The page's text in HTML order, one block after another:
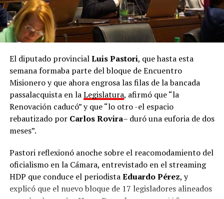
El diputado provincialLuis Pastori, que hasta esta
semana formaba parte del bloque de Encuentro
Misionero y que ahora engrosa las filas de la bancada
passalacquista en laLegislatura, afirmó que “la
Renovación caducó” y que “lo otro -el espacio
rebautizado por Carlos Rovira– duró una euforia de dos
meses”.
Pastori reflexionó anoche sobre el reacomodamiento del
oficialismo en la Cámara, entrevistado en el streaming
HDP que conduce el periodistaEduardo Pérez, y
explicó que el nuevo bloque de 17 legisladores alineados